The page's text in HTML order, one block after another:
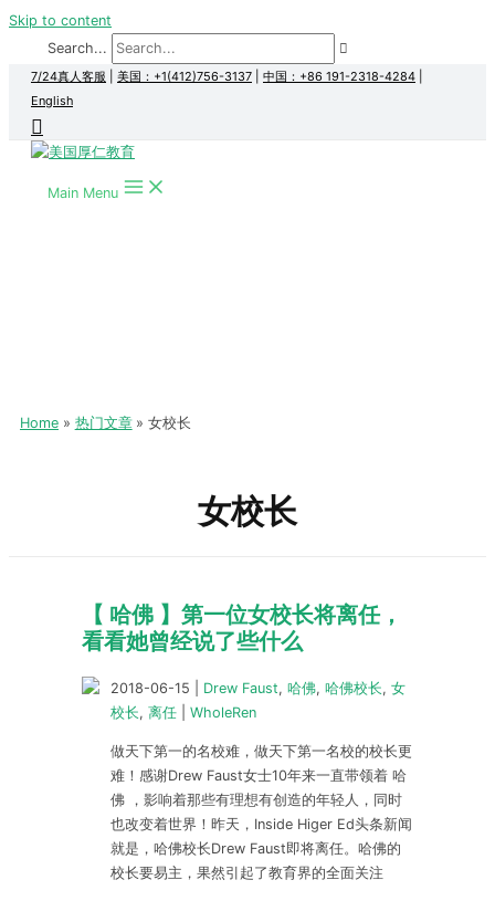
Skip to content
Search...
7/24真人客服 美国：+1(412)756-3137 中国：+86 191-2318-4284
English
Main Menu
Home 热门文章 女校长
女校长
【 哈佛 】第一位女校长将离任，
看看她曾经说了些什么
2018-06-15 Drew Faust, 哈佛, 哈佛校长, 女
校长, 离任 WholeRen
做天下第一的名校难，做天下第一名校的校长更
难！感谢Drew Faust女士10年来一直带领着 哈
佛 ，影响着那些有理想有创造的年轻人，同时
也改变着世界！昨天，Inside Higer Ed头条新闻
就是，哈佛校长Drew Faust即将离任。哈佛的
校长要易主，果然引起了教育界的全面关注